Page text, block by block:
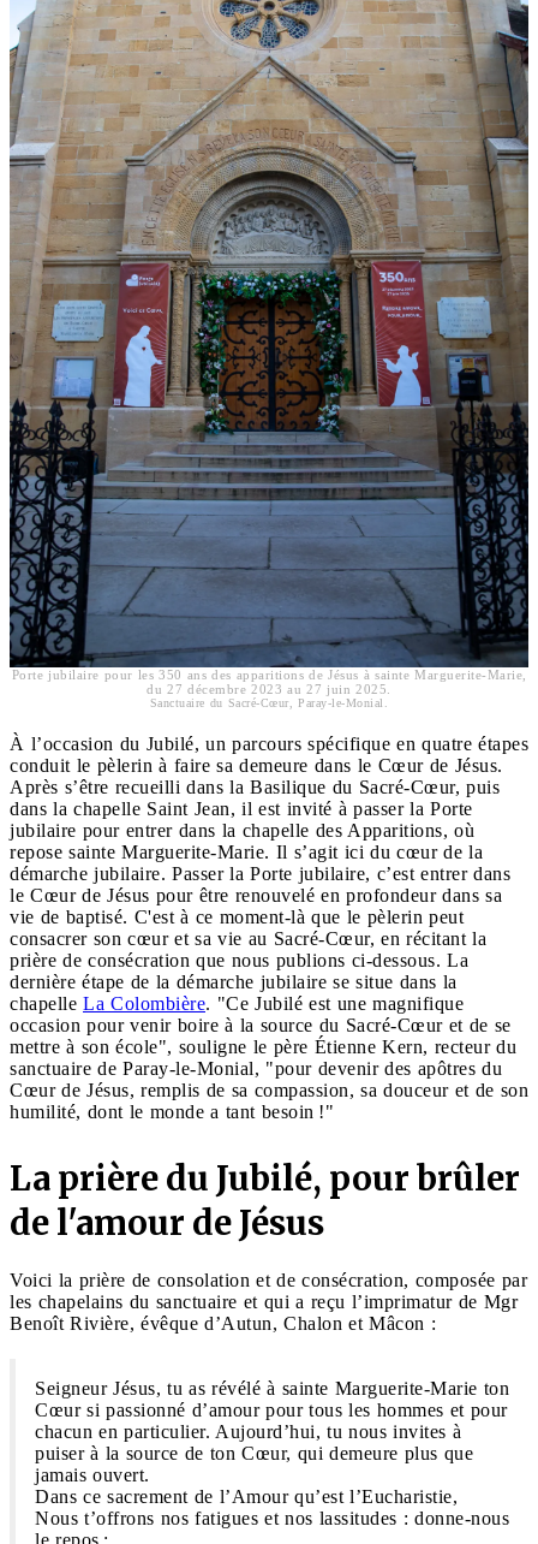
Porte jubilaire pour les 350 ans des apparitions de Jésus à sainte Marguerite-Marie,
du 27 décembre 2023 au 27 juin 2025.
Sanctuaire du Sacré-Cœur, Paray-le-Monial.
À l’occasion du Jubilé, un parcours spécifique en quatre étapes
conduit le pèlerin à faire sa demeure dans le Cœur de Jésus.
Après s’être recueilli dans la Basilique du Sacré-Cœur, puis
dans la chapelle Saint Jean, il est invité à passer la Porte
jubilaire pour entrer dans la chapelle des Apparitions, où
repose sainte Marguerite-Marie. Il s’agit ici du cœur de la
démarche jubilaire. Passer la Porte jubilaire, c’est entrer dans
le Cœur de Jésus pour être renouvelé en profondeur dans sa
vie de baptisé. C'est à ce moment-là que le pèlerin peut
consacrer son cœur et sa vie au Sacré-Cœur, en récitant la
prière de consécration que nous publions ci-dessous. La
dernière étape de la démarche jubilaire se situe dans la
chapelle La Colombière. "Ce Jubilé est une magnifique
occasion pour venir boire à la source du Sacré-Cœur et de se
mettre à son école", souligne le père Étienne Kern, recteur du
sanctuaire de Paray-le-Monial, "pour devenir des apôtres du
Cœur de Jésus, remplis de sa compassion, sa douceur et de son
humilité, dont le monde a tant besoin !"
La prière du Jubilé, pour brûler
de l'amour de Jésus
Voici la prière de consolation et de consécration, composée par
les chapelains du sanctuaire et qui a reçu l’imprimatur de Mgr
Benoît Rivière, évêque d’Autun, Chalon et Mâcon :
Seigneur Jésus, tu as révélé à sainte Marguerite-Marie ton
Cœur si passionné d’amour pour tous les hommes et pour
chacun en particulier. Aujourd’hui, tu nous invites à
puiser à la source de ton Cœur, qui demeure plus que
jamais ouvert.
Dans ce sacrement de l’Amour qu’est l’Eucharistie,
Nous t’offrons nos fatigues et nos lassitudes : donne-nous
le repos ;